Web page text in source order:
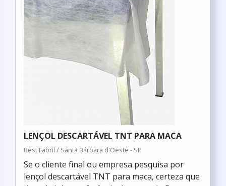
LENÇOL DESCARTÁVEL TNT PARA MACA
Best Fabril / Santa Bárbara d'Oeste - SP
Se o cliente final ou empresa pesquisa por
lençol descartável TNT para maca, certeza que